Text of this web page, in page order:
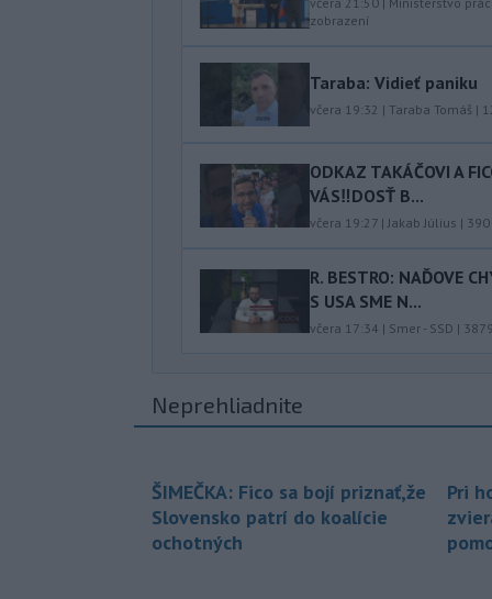
zobrazení
Taraba: Vidieť paniku
včera 19:32 | Taraba Tomáš |
ODKAZ TAKÁČOVI A
VÁS‼️DOSŤ B...
včera 19:27 | Jakab Július | 390
R. BESTRO: NAĎOVE
S USA SME N...
včera 17:34 | Smer - SSD | 3879
Neprehliadnite
ŠIMEČKA: Fico sa bojí priznať,že
Slovensko patrí do koalície
ochotných
Pri